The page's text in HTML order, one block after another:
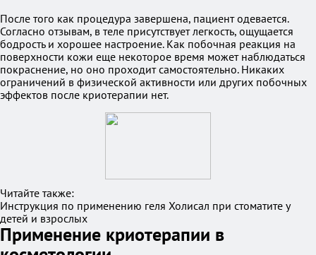
После того как процедура завершена, пациент одевается.
Согласно отзывам, в теле присутствует легкость, ощущается
бодрость и хорошее настроение. Как побочная реакция на
поверхности кожи еще некоторое время может наблюдаться
покраснение, но оно проходит самостоятельно. Никаких
ограничений в физической активности или других побочных
эффектов после криотерапии нет.
Читайте также:
Инструкция по применению геля Холисал при стоматите у
детей и взрослых
Применение криотерапии в